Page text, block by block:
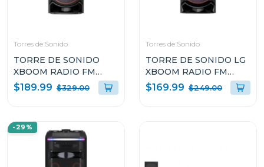
Torres de Sonido
TORRE DE SONIDO
XBOOM RADIO FM
MULTI BLUETOOTH
SUPER BASS BOOST
$189.99 $329.00
Torres de Sonido
TORRE DE SONIDO LG
XBOOM RADIO FM
MULTI BLUETOOTH
SUPER BASS BOOST
$169.99 $249.00
-29%